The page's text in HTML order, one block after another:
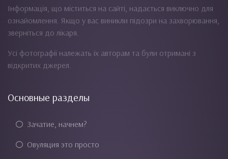
Інформація, що міститься на сайті, надається виключно для
ознайомлення. Якщо у вас виникли підозри на захворювання,
зверніться до лікаря.
Усі фотографії належать їх авторам та були отримані з
відкритих джерел.
Основные разделы
Зачатие, начнем?
Овуляция это просто